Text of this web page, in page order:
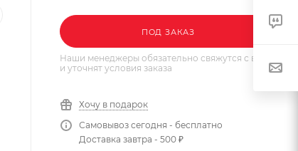
ПОД ЗАКАЗ
Наши менеджеры обязательно свяжутся с вами
и уточнят условия заказа
Хочу в подарок
Самовывоз сегодня - бесплатно
Доставка завтра - 500 ₽